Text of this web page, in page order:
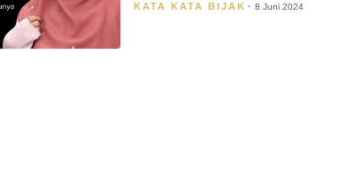
KATA KATA BIJAK 8 Juni 2024